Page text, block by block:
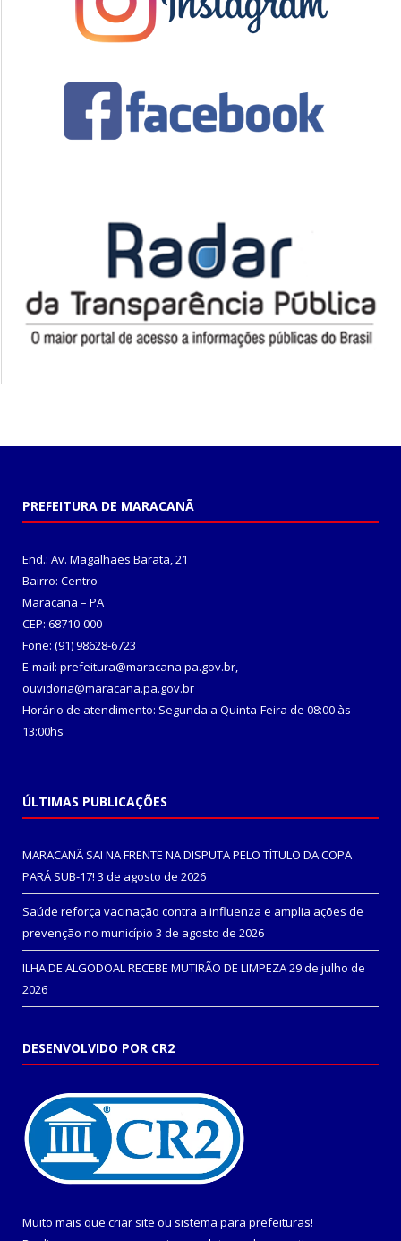
PREFEITURA DE MARACANÃ
End.: Av. Magalhães Barata, 21
Bairro: Centro
Maracanã – PA
CEP: 68710-000
Fone: (91) 98628-6723
E-mail: prefeitura@maracana.pa.gov.br,
ouvidoria@maracana.pa.gov.br
Horário de atendimento: Segunda a Quinta-Feira de 08:00 às
13:00hs
ÚLTIMAS PUBLICAÇÕES
MARACANÃ SAI NA FRENTE NA DISPUTA PELO TÍTULO DA COPA
PARÁ SUB-17! 3 de agosto de 2026
Saúde reforça vacinação contra a influenza e amplia ações de
prevenção no município 3 de agosto de 2026
ILHA DE ALGODOAL RECEBE MUTIRÃO DE LIMPEZA29 de julho de
2026
DESENVOLVIDO POR CR2
Muito mais que criar site ou sistema para prefeituras!